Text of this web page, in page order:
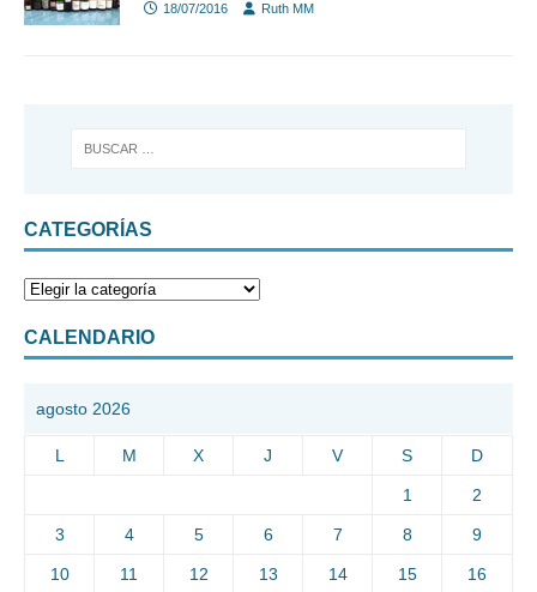
18/07/2016 Ruth MM
CATEGORÍAS
CALENDARIO
agosto 2026
L M X J V S D
1 2
3 4 5 6 7 8 9
10 11 12 13 14 15 16